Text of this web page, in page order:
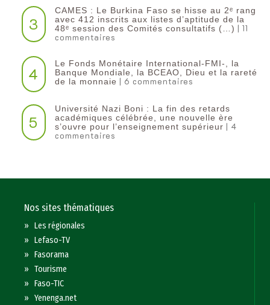
3
CAMES : Le Burkina Faso se hisse au 2ᵉ rang
avec 412 inscrits aux listes d’aptitude de la
48ᵉ session des Comités consultatifs (…) | 11
commentaires
4
Le Fonds Monétaire International-FMI-, la
Banque Mondiale, la BCEAO, Dieu et la rareté
de la monnaie | 6 commentaires
5
Université Nazi Boni : La fin des retards
académiques célébrée, une nouvelle ère
s’ouvre pour l’enseignement supérieur | 4
commentaires
Nos sites thématiques
»Les régionales
»Lefaso-TV
»Fasorama
»Tourisme
»Faso-TIC
»Yenenga.net